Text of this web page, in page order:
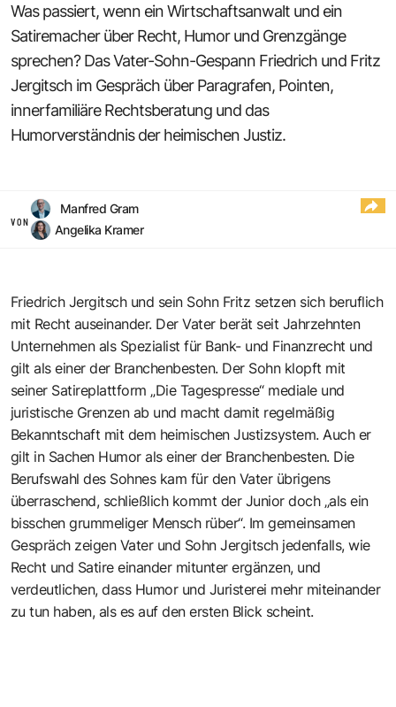
Was passiert, wenn ein Wirtschaftsanwalt und ein
Satiremacher über Recht, Humor und Grenzgänge
sprechen? Das Vater-Sohn-Gespann Friedrich und Fritz
Jergitsch im Gespräch über Paragrafen, Pointen,
innerfamiliäre Rechtsberatung und das
Humorverständnis der heimischen Justiz.
VON
Manfred Gram
Angelika Kramer
Friedrich Jergitsch und sein Sohn Fritz setzen sich beruflich
mit Recht auseinander. Der Vater berät seit Jahrzehnten
Unternehmen als Spezialist für Bank- und Finanzrecht und
gilt als einer der Branchenbesten. Der Sohn klopft mit
seiner Satireplattform „Die Tagespresse“ mediale und
juristische Grenzen ab und macht damit regelmäßig
Bekanntschaft mit dem heimischen Justizsystem. Auch er
gilt in Sachen Humor als einer der Branchenbesten. Die
Berufswahl des Sohnes kam für den Vater übrigens
überraschend, schließlich kommt der Junior doch „als ein
bisschen grummeliger Mensch rüber“. Im gemeinsamen
Gespräch zeigen Vater und Sohn Jergitsch jedenfalls, wie
Recht und Satire einander mitunter ergänzen, und
verdeutlichen, dass Humor und Juristerei mehr miteinander
zu tun haben, als es auf den ersten Blick scheint.